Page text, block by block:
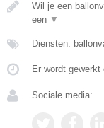
Wil je een
een ▼
Diensten:
Er wordt gewerkt
Sociale media: